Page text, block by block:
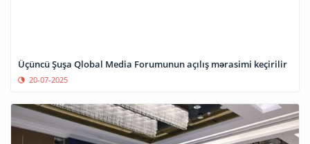
Üçüncü Şuşa Qlobal Media Forumunun açılış mərasimi keçirilir
20-07-2025